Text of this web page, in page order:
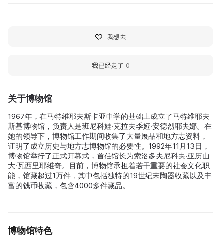
关于博物馆
1967年，在马特维耶夫斯卡亚中学的基础上成立了马特维耶夫
斯基博物馆，负责人是班尼科娃·克拉夫季娅·安德烈耶夫娜。在
她的领导下，博物馆工作期间收集了大量展品和地方志资料，
证明了成立历史与地方志博物馆的必要性。1992年11月13日，
博物馆举行了正式开幕式，首任馆长为索洛多夫尼科夫·亚历山
大·瓦西里耶维奇。目前，博物馆承担着若干重要的社会文化职
能，馆藏超过1万件，其中包括独特的19世纪末陶器收藏以及丰
富的钱币收藏，包含4000多件藏品。
博物馆特色
我想去
我已经走了 0